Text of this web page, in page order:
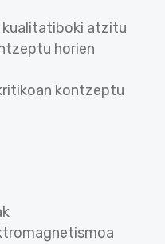
kualitatiboki atzitu
horien
kontzeptu